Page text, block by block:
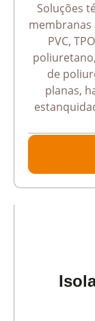
Soluções
membranas
PVC,
de
planas,